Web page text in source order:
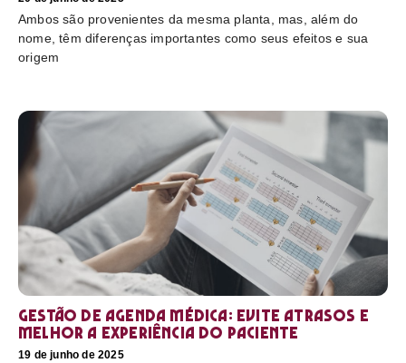
Ambos são provenientes da mesma planta, mas, além do
nome, têm diferenças importantes como seus efeitos e sua
origem
Gestão de agenda médica: Evite atrasos e
melhor a experiência do paciente
19 de junho de 2025